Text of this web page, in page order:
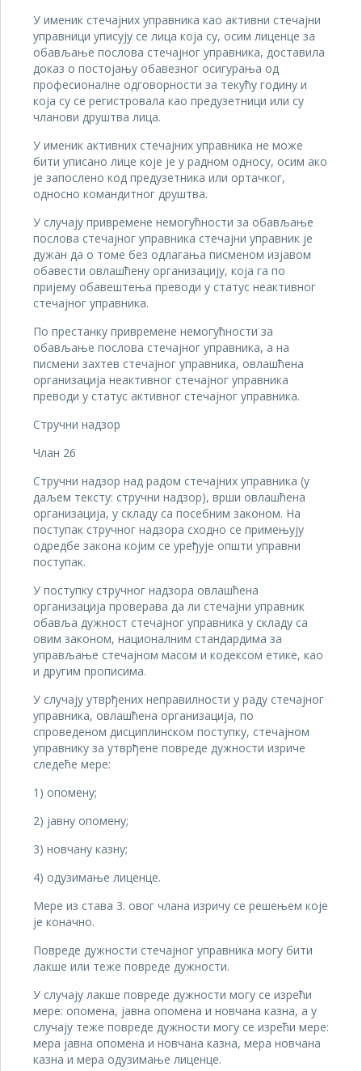
У именик стечајних управника као активни стечајни
управници уписују се лица која су, осим лиценце за
обављање послова стечајног управника, доставила
доказ о постојању обавезног осигурања од
професионалне одговорности за текућу годину и
која су се регистровала као предузетници или су
чланови друштва лица.
У именик активних стечајних управника не може
бити уписано лице које је у радном односу, осим ако
је запослено код предузетника или ортачког,
односно командитног друштва.
У случају привремене немогућности за обављање
послова стечајног управника стечајни управник је
дужан да о томе без одлагања писменом изјавом
обавести овлашћену организацију, која га по
пријему обавештења преводи у статус неактивног
стечајног управника.
По престанку привремене немогућности за
обављање послова стечајног управника, а на
писмени захтев стечајног управника, овлашћена
организација неактивног стечајног управника
преводи у статус активног стечајног управника.
Стручни надзор
Члан 26
Стручни надзор над радом стечајних управника (у
даљем тексту: стручни надзор), врши овлашћена
организација, у складу са посебним законом. На
поступак стручног надзора сходно се примењују
одредбе закона којим се уређује општи управни
поступак.
У поступку стручног надзора овлашћена
организација проверава да ли стечајни управник
обавља дужност стечајног управника у складу са
овим законом, националним стандардима за
управљање стечајном масом и кодексом етике, као
и другим прописима.
У случају утврђених неправилности у раду стечајног
управника, овлашћена организација, по
спроведеном дисциплинском поступку, стечајном
управнику за утврђене повреде дужности изриче
следеће мере:
1) опомену;
2) јавну опомену;
3) новчану казну;
4) одузимање лиценце.
Мере из става 3. овог члана изричу се решењем које
је коначно.
Повреде дужности стечајног управника могу бити
лакше или теже повреде дужности.
У случају лакше повреде дужности могу се изрећи
мере: опомена, јавна опомена и новчана казна, а у
случају теже повреде дужности могу се изрећи мере:
мера јавна опомена и новчана казна, мера новчана
казна и мера одузимање лиценце.